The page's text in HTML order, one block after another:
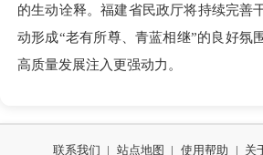
的生动诠释。福建省民政厅将持续完善
动形成“老有所尊、青蓝相继”的良好氛
高质量发展注入更强动力。
联系我们 | 站点地图 | 使用帮助 | 关